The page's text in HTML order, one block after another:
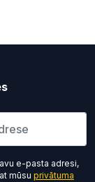
e-pasta adresi,
mūsu privātuma